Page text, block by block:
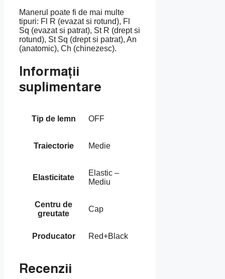
Manerul poate fi de mai multe
tipuri: Fl R (evazat si rotund), Fl
Sq (evazat si patrat), St R (drept si
rotund), St Sq (drept si patrat), An
(anatomic), Ch (chinezesc).
Informații
suplimentare
Tip de lemn OFF
Traiectorie Medie
Elasticitate
Elastic –
Mediu
Centru de
greutate
Cap
Producator Red+Black
Recenzii